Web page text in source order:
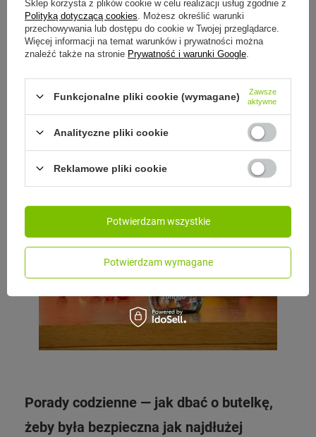
Porady codzienne — jak dbać o butelkę,
żeby była bezpieczna jak najdłużej
Sklep korzysta z plików cookie w celu realizacji usług zgodnie z
Polityką dotyczącą cookies . Możesz określić warunki
przechowywania lub dostępu do cookie w Twojej przeglądarce.
Więcej informacji na temat warunków i prywatności można
znaleźć także na stronie Prywatność i warunki Google
Funkcjonalne pliki cookie (wymagane)
Zawsze
aktywne
Analityczne pliki cookie
Reklamowe pliki cookie
Potwierdzam wymagane
Potwierdzam wszystkie